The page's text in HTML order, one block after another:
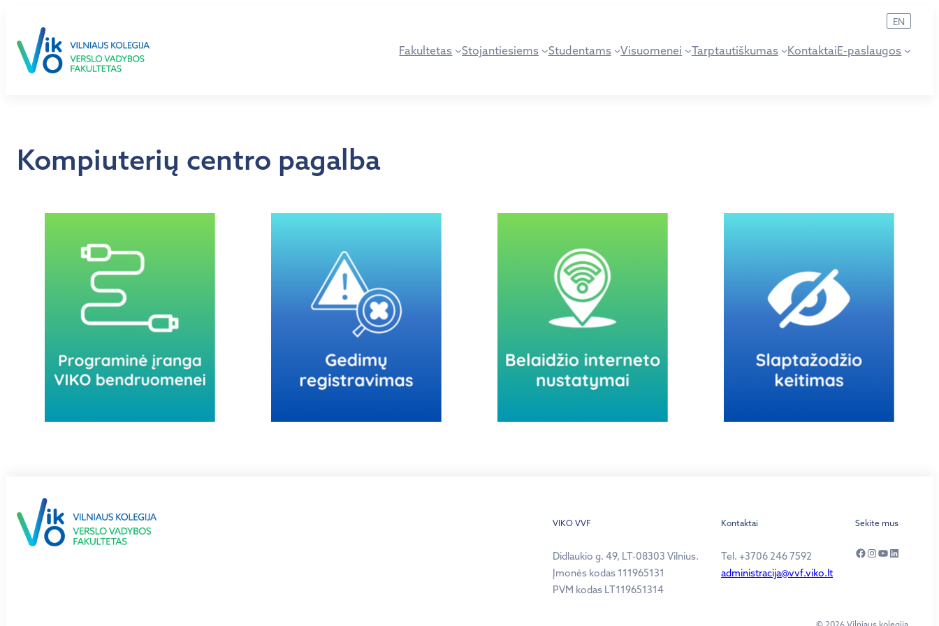
turinio
Fakultetas Stojantiesiems Studentams Visuomenei Tarptautiškumas KontaktaiE-paslaugos
EN
Kompiuterių centro pagalba
VIKO VVF
Didlaukio g. 49, LT-08303 Vilnius.
Įmonės kodas 111965131
PVM kodas LT119651314
Kontaktai
Tel. +3706 246 7592
administracija@vvf.viko.lt
Sekite mus
Facebook
Instagram
YouTube
LinkedIn